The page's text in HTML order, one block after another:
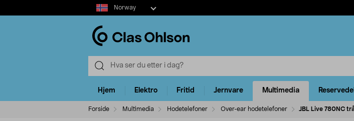
Select
market
Norway
Hjem Elektro Fritid Jernvare Multimedia
Forside Multimedia Hodetelefoner Over-ear hodetelefoner JBL Live 780NC